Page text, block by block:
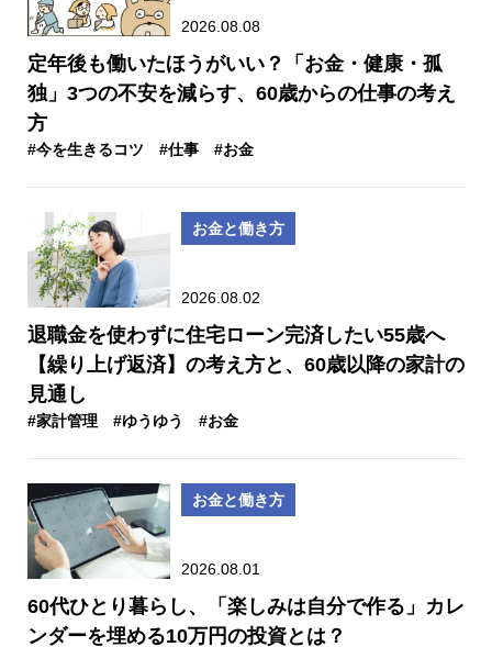
2026.08.08
定年後も働いたほうがいい？「お金・健康・孤
独」3つの不安を減らす、60歳からの仕事の考え
方
#今を生きるコツ #仕事 #お金
お金と働き方
2026.08.02
退職金を使わずに住宅ローン完済したい55歳へ
【繰り上げ返済】の考え方と、60歳以降の家計の
見通し
#家計管理 #ゆうゆう #お金
お金と働き方
2026.08.01
60代ひとり暮らし、「楽しみは自分で作る」カレ
ンダーを埋める10万円の投資とは？